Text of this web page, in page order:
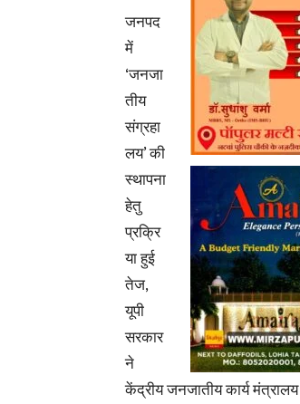
जनपद
में
‘जनजा
तीय
संग्रहा
लय’ की
स्थापना
हेतु
प्रक्रि
या हुई
तेज,
यूपी
सरकार
ने
केंद्रीय जनजातीय कार्य